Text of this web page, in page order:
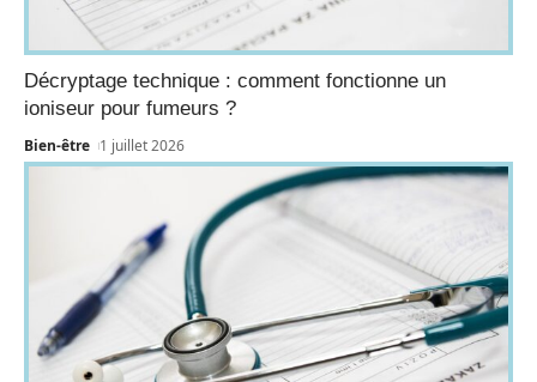
Décryptage technique : comment fonctionne un
ioniseur pour fumeurs ?
Bien-être 1 juillet 2026